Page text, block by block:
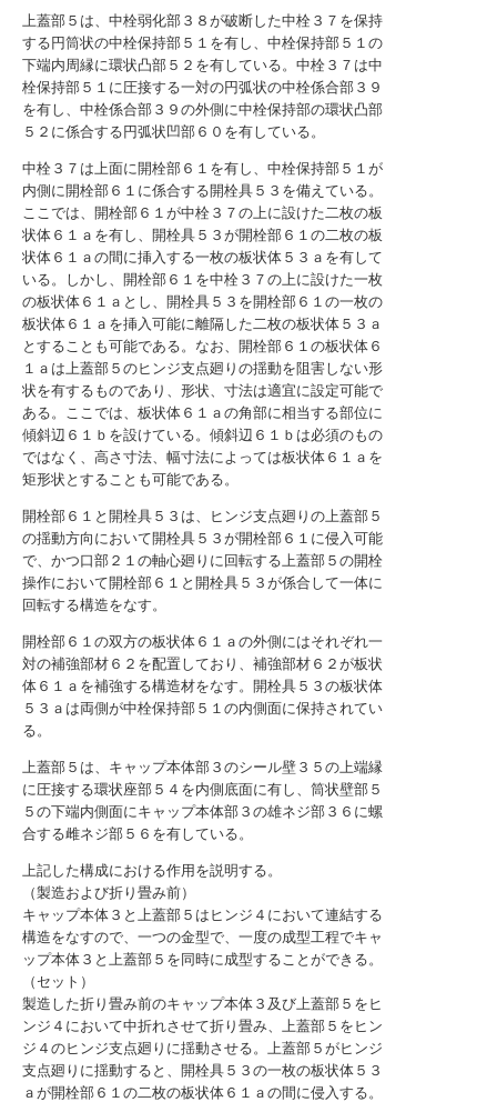
上蓋部５は、中栓弱化部３８が破断した中栓３７を保持
する円筒状の中栓保持部５１を有し、中栓保持部５１の
下端内周縁に環状凸部５２を有している。中栓３７は中
栓保持部５１に圧接する一対の円弧状の中栓係合部３９
を有し、中栓係合部３９の外側に中栓保持部の環状凸部
５２に係合する円弧状凹部６０を有している。
中栓３７は上面に開栓部６１を有し、中栓保持部５１が
内側に開栓部６１に係合する開栓具５３を備えている。
ここでは、開栓部６１が中栓３７の上に設けた二枚の板
状体６１ａを有し、開栓具５３が開栓部６１の二枚の板
状体６１ａの間に挿入する一枚の板状体５３ａを有して
いる。しかし、開栓部６１を中栓３７の上に設けた一枚
の板状体６１ａとし、開栓具５３を開栓部６１の一枚の
板状体６１ａを挿入可能に離隔した二枚の板状体５３ａ
とすることも可能である。なお、開栓部６１の板状体６
１ａは上蓋部５のヒンジ支点廻りの揺動を阻害しない形
状を有するものであり、形状、寸法は適宜に設定可能で
ある。ここでは、板状体６１ａの角部に相当する部位に
傾斜辺６１ｂを設けている。傾斜辺６１ｂは必須のもの
ではなく、高さ寸法、幅寸法によっては板状体６１ａを
矩形状とすることも可能である。
開栓部６１と開栓具５３は、ヒンジ支点廻りの上蓋部５
の揺動方向において開栓具５３が開栓部６１に侵入可能
で、かつ口部２１の軸心廻りに回転する上蓋部５の開栓
操作において開栓部６１と開栓具５３が係合して一体に
回転する構造をなす。
開栓部６１の双方の板状体６１ａの外側にはそれぞれ一
対の補強部材６２を配置しており、補強部材６２が板状
体６１ａを補強する構造材をなす。開栓具５３の板状体
５３ａは両側が中栓保持部５１の内側面に保持されてい
る。
上蓋部５は、キャップ本体部３のシール壁３５の上端縁
に圧接する環状座部５４を内側底面に有し、筒状壁部５
５の下端内側面にキャップ本体部３の雄ネジ部３６に螺
合する雌ネジ部５６を有している。
上記した構成における作用を説明する。
（製造および折り畳み前）
キャップ本体３と上蓋部５はヒンジ４において連結する
構造をなすので、一つの金型で、一度の成型工程でキャ
ップ本体３と上蓋部５を同時に成型することができる。
（セット）
製造した折り畳み前のキャップ本体３及び上蓋部５をヒ
ンジ４において中折れさせて折り畳み、上蓋部５をヒン
ジ４のヒンジ支点廻りに揺動させる。上蓋部５がヒンジ
支点廻りに揺動すると、開栓具５３の一枚の板状体５３
ａが開栓部６１の二枚の板状体６１ａの間に侵入する。